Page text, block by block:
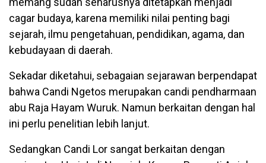
cagar budaya, karena memiliki nilai penting bagi
sejarah, ilmu pengetahuan, pendidikan, agama, dan
kebudayaan di daerah.
Sekadar diketahui, sebagaian sejarawan berpendapat
bahwa Candi Ngetos merupakan candi pendharmaan
abu Raja Hayam Wuruk. Namun berkaitan dengan hal
ini perlu penelitian lebih lanjut.
Sedangkan Candi Lor sangat berkaitan dengan